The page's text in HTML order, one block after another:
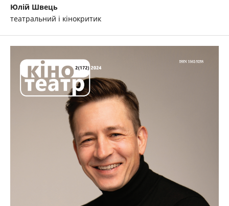
Юлій Швець
театральний і кінокритик